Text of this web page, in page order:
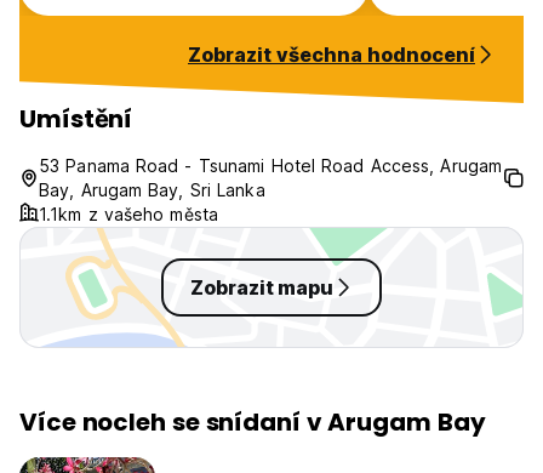
all of Arugam Bay. Big
street, and a 2
easy to organise
definitely
Zobrazit všechna hodnocení
Umístění
53 Panama Road - Tsunami Hotel Road Access, Arugam
Bay, Arugam Bay, Sri Lanka
1.1km z vašeho města
Zobrazit mapu
Více nocleh se snídaní v Arugam Bay